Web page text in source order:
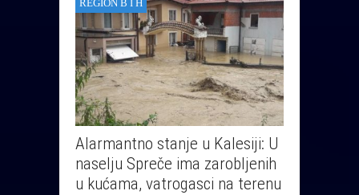
REGION B I H
Alarmantno stanje u Kalesiji: U
naselju Spreče ima zarobljenih
u kućama, vatrogasci na terenu